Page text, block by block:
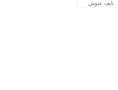
نايف عبوش